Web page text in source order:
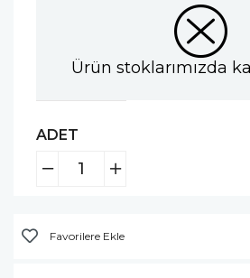
Ürün stoklarımızda
ADET
Favorilere Ekle